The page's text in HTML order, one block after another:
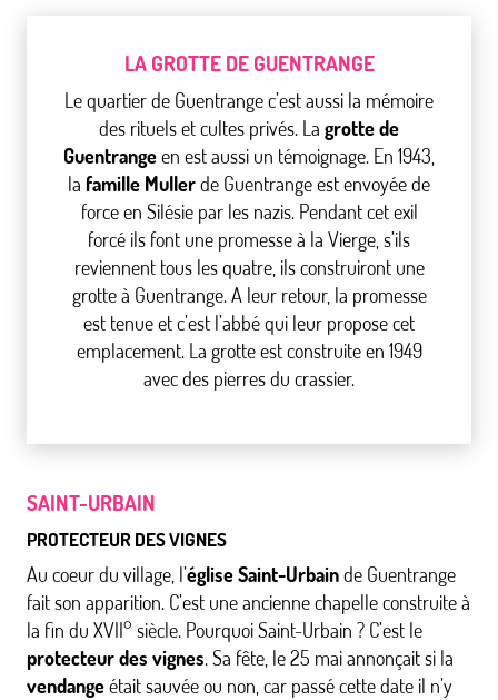
LA GROTTE DE GUENTRANGE
Le quartier de Guentrange c’est aussi la mémoire
des rituels et cultes privés. La grotte de
Guentrangeen est aussi un témoignage. En 1943,
la famille Mullerde Guentrange est envoyée de
force en Silésie par les nazis. Pendant cet exil
forcé ils font une promesse à la Vierge, s’ils
reviennent tous les quatre, ils construiront une
grotte à Guentrange. A leur retour, la promesse
est tenue et c’est l’abbé qui leur propose cet
emplacement. La grotte est construite en 1949
avec des pierres du crassier.
SAINT-URBAIN
PROTECTEUR DES VIGNES
Au coeur du village, l’église Saint-Urbainde Guentrange
fait son apparition. C’est une ancienne chapelle construite à
la fin du XVII° siècle. Pourquoi Saint-Urbain ? C’est le
protecteur des vignes. Sa fête, le 25 mai annonçait si la
vendangeétait sauvée ou non, car passé cette date il n’y